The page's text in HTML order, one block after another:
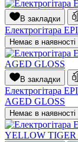
В закладки
Електрогітара
Немає в наявності
В закладки
Електрогітара
AGED GLOSS
Немає в наявності